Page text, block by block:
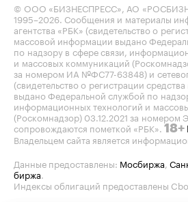
© ООО «БИЗНЕСПРЕСС», АО
1995–2026. Сообщения и материалы
агентства «РБК» (свидетельство о
массовой информации выдано
по надзору в сфере связи,
и массовых коммуникаций
за номером ИА №ФС77-63848) и
(свидетельство о регистрации
выдано Федеральной службой по
информационных технологий и
(Роскомнадзор) 03.12.2021 за
сопровождаются пометкой «РБК». 18+
Владельцем сайта является
Данные предоставлены: Мосбиржа,
биржа.
Индексы облигаций предоставлены